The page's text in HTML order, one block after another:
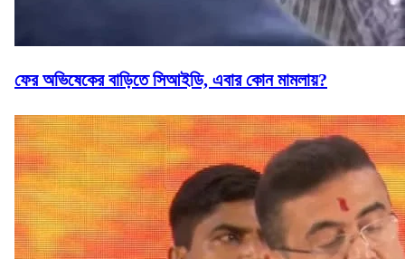
ফের অভিষেকের বাড়িতে সিআইডি, এবার কোন মামলায়?